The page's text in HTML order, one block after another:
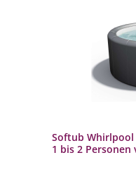
Softub
1 bis 2 Personen